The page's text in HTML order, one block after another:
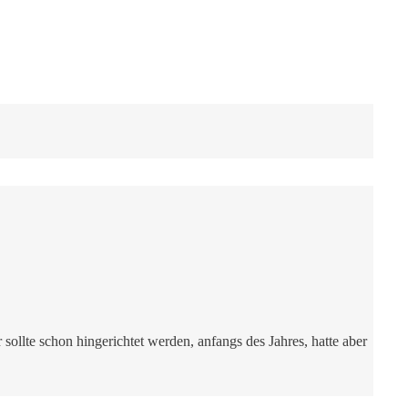
schon hingerichtet werden, anfangs des Jahres, hatte aber